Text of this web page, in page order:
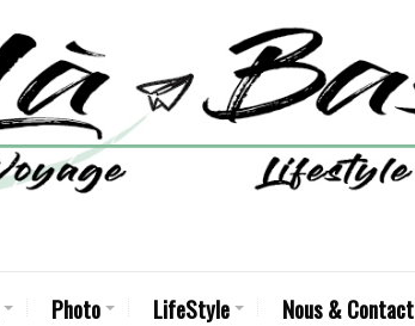
Photo LifeStyle Nous & Contact